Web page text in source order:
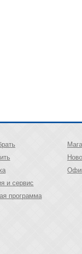
и сервис
программа